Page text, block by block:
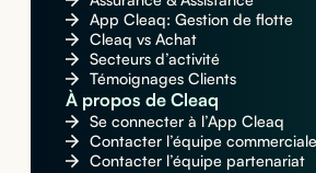
App Cleaq: Gestion de flotte
Cleaq vs Achat
Secteurs d’activité
Témoignages Clients
À propos de Cleaq
Se connecter à l’App Cleaq
Contacter l’équipe commerciale
Contacter l’équipe partenariat